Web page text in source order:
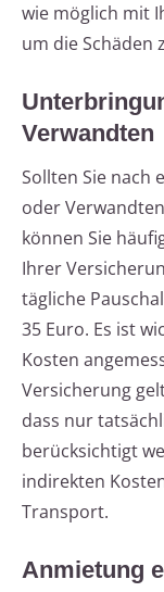
wie möglich mit
um die Schäden
Verwandten
Sollten Sie nach
oder
können Sie
Ihrer
tägliche
35 Euro. Es ist
Kosten
Versicherung
dass nur
berücksichtigt
indirekten
Transport.
Anmietung